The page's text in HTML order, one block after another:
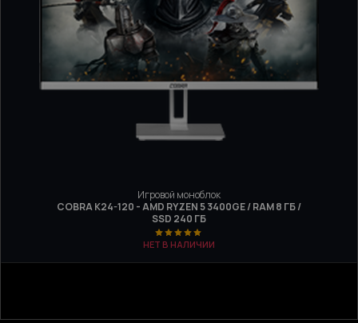
Игровой моноблок
COBRA K24-120 - AMD RYZEN 5 3400GE / RAM 8 ГБ /
SSD 240 ГБ
НЕТ В НАЛИЧИИ